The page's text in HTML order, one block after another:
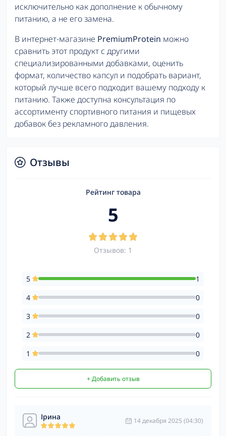
исключительно как дополнение к обычному
питанию, а не его замена.
В интернет-магазине PremiumProtein можно
сравнить этот продукт с другими
специализированными добавками, оценить
формат, количество капсул и подобрать вариант,
который лучше всего подходит вашему подходу к
питанию. Также доступна консультация по
ассортименту спортивного питания и пищевых
добавок без рекламного давления.
Отзывы
Рейтинг товара
5
Отзывов: 1
5
1
4
0
3
0
2
0
1
0
+ Добавить отзыв
Ірина 14 декабря 2025 (04:30)